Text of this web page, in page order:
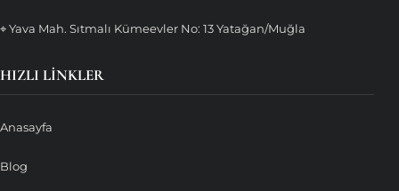
⌖ Yava Mah. Sıtmalı Kümeevler No: 13 Yatağan/Muğla
HIZLI LINKLER
Anasayfa
Blog